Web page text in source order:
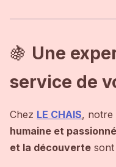
🍇 Une
service de
Chez LE CHAIS, notre
humaine et
et la découverte